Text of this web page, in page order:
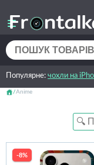
Популярне: чохли на
Anime
-8%